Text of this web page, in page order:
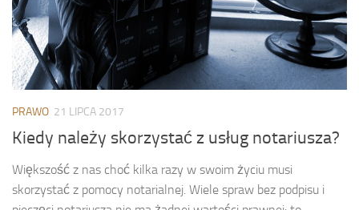
PRAWO 21 LIPCA 2017
Kiedy należy skorzystać z usług notariusza?
Większość z nas choć kilka razy w swoim życiu musi
skorzystać z pomocy notarialnej. Wiele spraw bez podpisu i